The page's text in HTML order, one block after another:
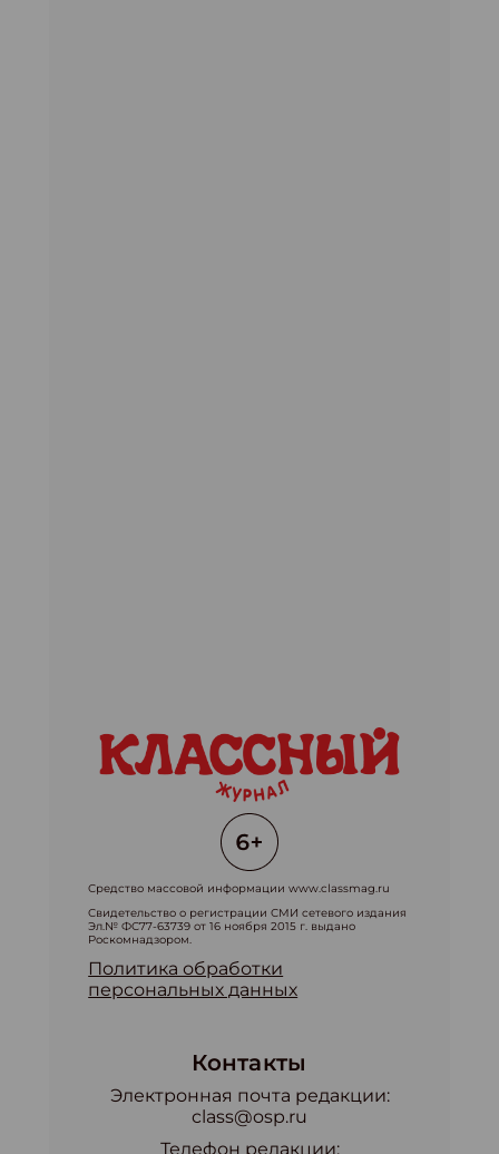
Средство массовой информации www.classmag.ru
Свидетельство о регистрации СМИ сетевого издания
Эл.№ ФС77-63739 от 16 ноября 2015 г. выдано
Роскомнадзором.
Политика обработки
персональных данных
Контакты
Электронная почта редакции:
class@osp.ru
Телефон редакции: